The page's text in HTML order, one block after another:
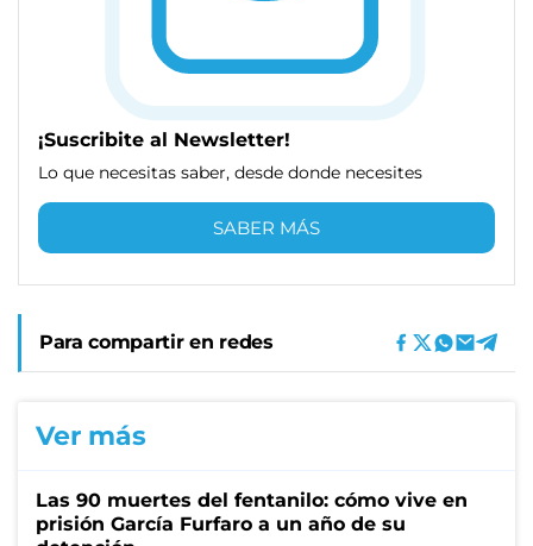
¡Suscribite al Newsletter!
Lo que necesitas saber, desde donde necesites
SABER MÁS
Para compartir en redes
Ver más
Las 90 muertes del fentanilo: cómo vive en
prisión García Furfaro a un año de su